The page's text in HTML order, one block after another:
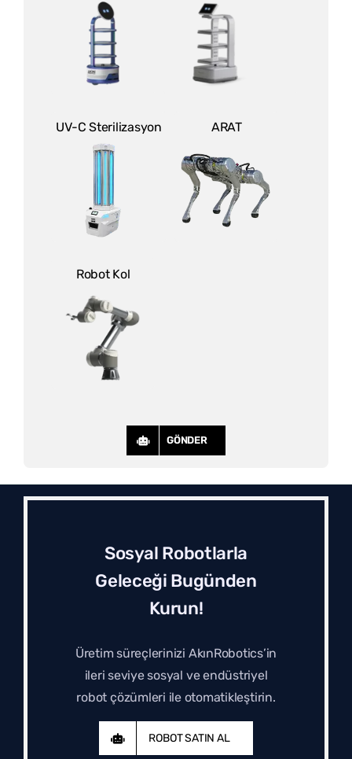
UV-C Sterilizasyon ARAT
Robot Kol
GÖNDER
Sosyal Robotlarla
Geleceği Bugünden
Kurun!
Üretim süreçlerinizi AkınRobotics’in
ileri seviye sosyal ve endüstriyel
robot çözümleri ile otomatikleştirin.
ROBOT SATIN AL